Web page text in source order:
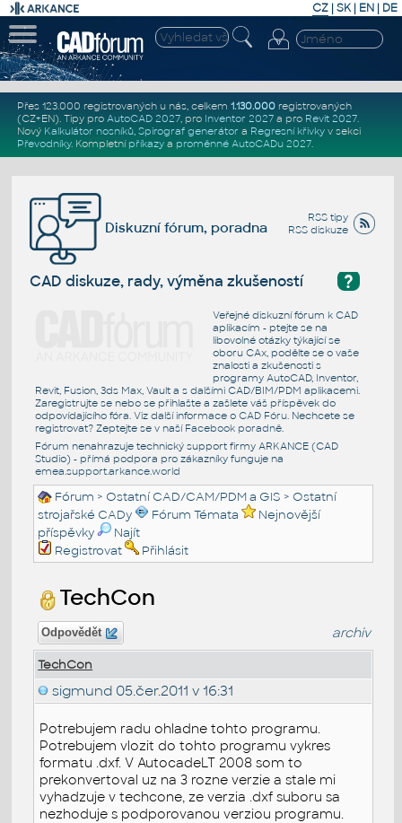
CZ | SK| EN | DE
Přes 123.000 registrovaných u nás, celkem 1.130.000registrovaných
(CZ+EN). Tipy pro AutoCAD 2027, pro Inventor 2027a pro Revit 2027.
Nový Kalkulátor nosníků, Spirograf generátor a Regresní křivkyv sekci
Převodníky. Kompletní příkazya proměnné AutoCADu 2027.
RSS tipy
RSS diskuze
Diskuzní fórum, poradna
?
CAD diskuze, rady, výměna zkušeností
Veřejné diskuzní fórum k CAD
aplikacím - ptejte se na
libovolné otázky týkající se
oboru CAx, podělte se o vaše
znalosti a zkušenosti s
programy AutoCAD, Inventor,
Revit, Fusion, 3ds Max, Vault a s dalšími CAD/BIM/PDM aplikacemi.
Zaregistrujte se nebo se přihlašte a zašlete váš příspěvek do
odpovídajícího fóra. Viz další informace o CAD Fóru. Nechcete se
registrovat? Zeptejte se v naší Facebook poradně.
Fórum nenahrazuje technický support firmy ARKANCE (CAD
Studio) - přímá podpora pro zákazníky funguje na
emea.support.arkance.world
Fórum > Ostatní CAD/CAM/PDM a GIS > Ostatní
strojařské CADy
Fórum Témata
Nejnovější
příspěvky
Najít
Registrovat
Přihlásit
TechCon
Odpovědět archiv
TechCon
sigmund 05.čer.2011 v 16:31
Potrebujem radu ohladne tohto programu.
Potrebujem vlozit do tohto programu vykres
formatu .dxf. V AutocadeLT 2008 som to
prekonvertoval uz na 3 rozne verzie a stale mi
vyhadzuje v techcone, ze verzia .dxf suboru sa
nezhoduje s podporovanou verziou programu.